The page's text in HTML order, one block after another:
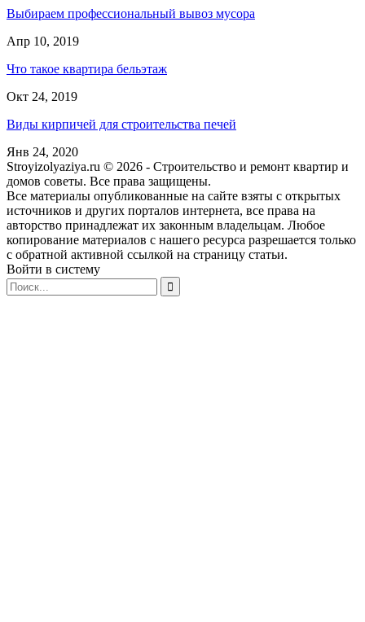
Выбираем профессиональный вывоз мусора
Апр 10, 2019
Что такое квартира бельэтаж
Окт 24, 2019
Виды кирпичей для строительства печей
Янв 24, 2020
Stroyizolyaziya.ru © 2026 - Строительство и ремонт квартир и
домов советы. Все права защищены.
Все материалы опубликованные на сайте взяты с открытых
источников и других порталов интернета, все права на
авторство принадлежат их законным владельцам. Любое
копирование материалов с нашего ресурса разрешается только
с обратной активной ссылкой на страницу статьи.
Войти в систему